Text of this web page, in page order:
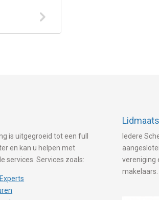
is uitgegroeid tot een full
en kan u helpen met
services. Services zoals:
Iedere
vereniging
makelaars.